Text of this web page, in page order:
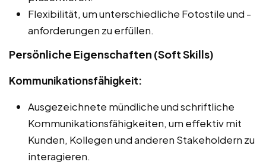
Flexibilität, um unterschiedliche Fotostile und -
anforderungen zu erfüllen.
Persönliche Eigenschaften (Soft Skills)
Kommunikationsfähigkeit:
Ausgezeichnete mündliche und schriftliche
Kommunikationsfähigkeiten, um effektiv mit
Kunden, Kollegen und anderen Stakeholdern zu
interagieren.